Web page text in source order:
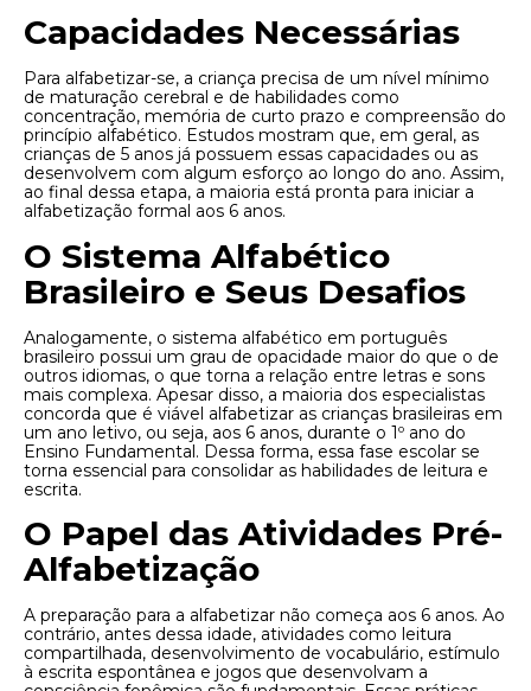
Capacidades Necessárias
Para alfabetizar-se, a criança precisa de um nível mínimo
de maturação cerebral e de habilidades como
concentração, memória de curto prazo e compreensão do
princípio alfabético. Estudos mostram que, em geral, as
crianças de 5 anos já possuem essas capacidades ou as
desenvolvem com algum esforço ao longo do ano. Assim,
ao final dessa etapa, a maioria está pronta para iniciar a
alfabetização formal aos 6 anos.
O Sistema Alfabético
Brasileiro e Seus Desafios
Analogamente, o sistema alfabético em português
brasileiro possui um grau de opacidade maior do que o de
outros idiomas, o que torna a relação entre letras e sons
mais complexa. Apesar disso, a maioria dos especialistas
concorda que é viável alfabetizar as crianças brasileiras em
um ano letivo, ou seja, aos 6 anos, durante o 1º ano do
Ensino Fundamental. Dessa forma, essa fase escolar se
torna essencial para consolidar as habilidades de leitura e
escrita.
O Papel das Atividades Pré-
Alfabetização
A preparação para a alfabetizar não começa aos 6 anos. Ao
contrário, antes dessa idade, atividades como leitura
compartilhada, desenvolvimento de vocabulário, estímulo
à escrita espontânea e jogos que desenvolvam a